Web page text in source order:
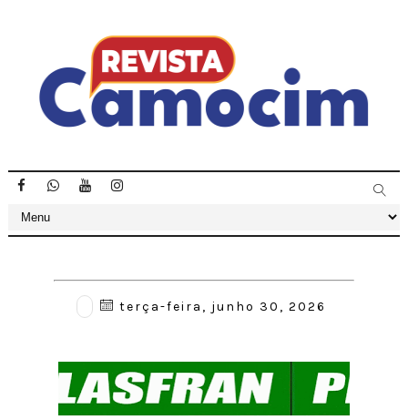
terça-feira, junho 30, 2026